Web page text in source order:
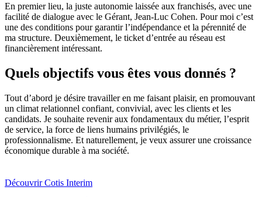
En premier lieu, la juste autonomie laissée aux franchisés, avec une
facilité de dialogue avec le Gérant, Jean-Luc Cohen. Pour moi c’est
une des conditions pour garantir l’indépendance et la pérennité de
ma structure. Deuxièmement, le ticket d’entrée au réseau est
financièrement intéressant.
Quels objectifs vous êtes vous donnés ?
Tout d’abord je désire travailler en me faisant plaisir, en promouvant
un climat relationnel confiant, convivial, avec les clients et les
candidats. Je souhaite revenir aux fondamentaux du métier, l’esprit
de service, la force de liens humains privilégiés, le
professionnalisme. Et naturellement, je veux assurer une croissance
économique durable à ma société.
Découvrir Cotis Interim